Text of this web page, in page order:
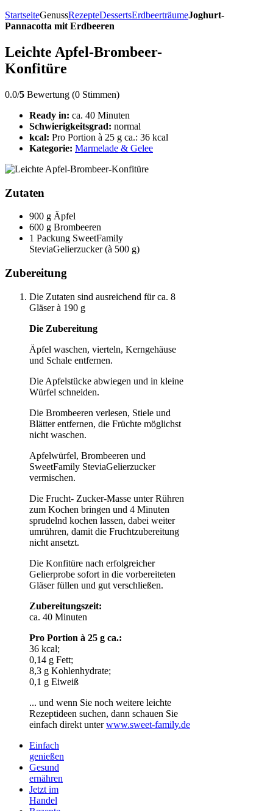
StartseiteGenussRezepteDessertsErdbeerträumeJoghurt-
Pannacotta mit Erdbeeren
Leichte Apfel-Brombeer-
Konfitüre
0.0/5 Bewertung (0 Stimmen)
Ready in: ca. 40 Minuten
Schwierigkeitsgrad: normal
kcal: Pro Portion à 25 g ca.: 36 kcal
Kategorie: Marmelade & Gelee
Zutaten
900 g Äpfel
600 g Brombeeren
1 Packung SweetFamily
SteviaGelierzucker (à 500 g)
Zubereitung
Die Zutaten sind ausreichend für ca. 8
Gläser à 190 g
Die Zubereitung
Äpfel waschen, vierteln, Kerngehäuse
und Schale entfernen.
Die Apfelstücke abwiegen und in kleine
Würfel schneiden.
Die Brombeeren verlesen, Stiele und
Blätter entfernen, die Früchte möglichst
nicht waschen.
Apfelwürfel, Brombeeren und
SweetFamily SteviaGelierzucker
vermischen.
Die Frucht- Zucker-Masse unter Rühren
zum Kochen bringen und 4 Minuten
sprudelnd kochen lassen, dabei weiter
umrühren, damit die Fruchtzubereitung
nicht ansetzt.
Die Konfitüre nach erfolgreicher
Gelierprobe sofort in die vorbereiteten
Gläser füllen und gut verschließen.
Zubereitungszeit:
ca. 40 Minuten
Pro Portion à 25 g ca.:
36 kcal;
0,14 g Fett;
8,3 g Kohlenhydrate;
0,1 g Eiweiß
... und wenn Sie noch weitere leichte
Rezeptideen suchen, dann schauen Sie
einfach direkt unterwww.sweet-family.de
Einfach
genießen
Gesund
ernähren
Jetzt im
Handel